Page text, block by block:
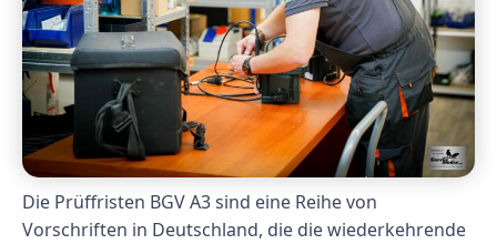
Die Prüffristen BGV A3 sind eine Reihe von
Vorschriften in Deutschland, die die wiederkehrende